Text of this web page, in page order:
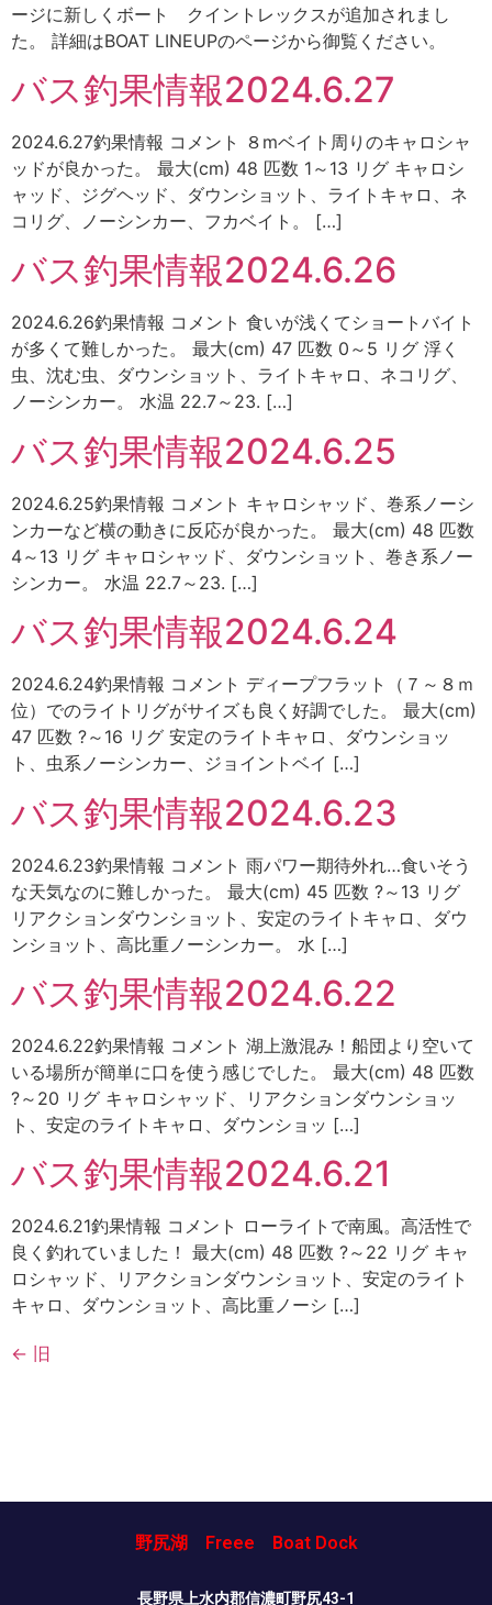
ージに新しくボート クイントレックスが追加されまし
た。 詳細はBOAT LINEUPのページから御覧ください。
バス釣果情報2024.6.27
2024.6.27釣果情報 コメント ８mベイト周りのキャロシャ
ッドが良かった。 最大(cm) 48 匹数 1～13 リグ キャロシ
ャッド、ジグヘッド、ダウンショット、ライトキャロ、ネ
コリグ、ノーシンカー、フカベイト。 […]
バス釣果情報2024.6.26
2024.6.26釣果情報 コメント 食いが浅くてショートバイト
が多くて難しかった。 最大(cm) 47 匹数 0～5 リグ 浮く
虫、沈む虫、ダウンショット、ライトキャロ、ネコリグ、
ノーシンカー。 水温 22.7～23. […]
バス釣果情報2024.6.25
2024.6.25釣果情報 コメント キャロシャッド、巻系ノーシ
ンカーなど横の動きに反応が良かった。 最大(cm) 48 匹数
4～13 リグ キャロシャッド、ダウンショット、巻き系ノー
シンカー。 水温 22.7～23. […]
バス釣果情報2024.6.24
2024.6.24釣果情報 コメント ディープフラット（７～８ｍ
位）でのライトリグがサイズも良く好調でした。 最大(cm)
47 匹数 ?～16 リグ 安定のライトキャロ、ダウンショッ
ト、虫系ノーシンカー、ジョイントベイ […]
バス釣果情報2024.6.23
2024.6.23釣果情報 コメント 雨パワー期待外れ…食いそう
な天気なのに難しかった。 最大(cm) 45 匹数 ?～13 リグ
リアクションダウンショット、安定のライトキャロ、ダウ
ンショット、高比重ノーシンカー。 水 […]
バス釣果情報2024.6.22
2024.6.22釣果情報 コメント 湖上激混み！船団より空いて
いる場所が簡単に口を使う感じでした。 最大(cm) 48 匹数
?～20 リグ キャロシャッド、リアクションダウンショッ
ト、安定のライトキャロ、ダウンショッ […]
バス釣果情報2024.6.21
2024.6.21釣果情報 コメント ローライトで南風。高活性で
良く釣れていました！ 最大(cm) 48 匹数 ?～22 リグ キャ
ロシャッド、リアクションダウンショット、安定のライト
キャロ、ダウンショット、高比重ノーシ […]
← 旧
野尻湖 Freee Boat Dock
長野県上水内郡信濃町野尻43-1